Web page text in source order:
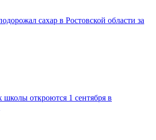
сахар в Ростовской области за
школы откроются 1 сентября в